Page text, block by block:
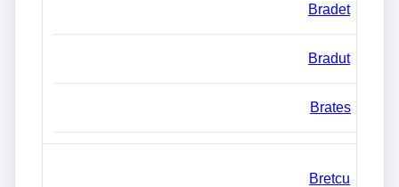
Bradet
Bradut
Brates
Bretcu